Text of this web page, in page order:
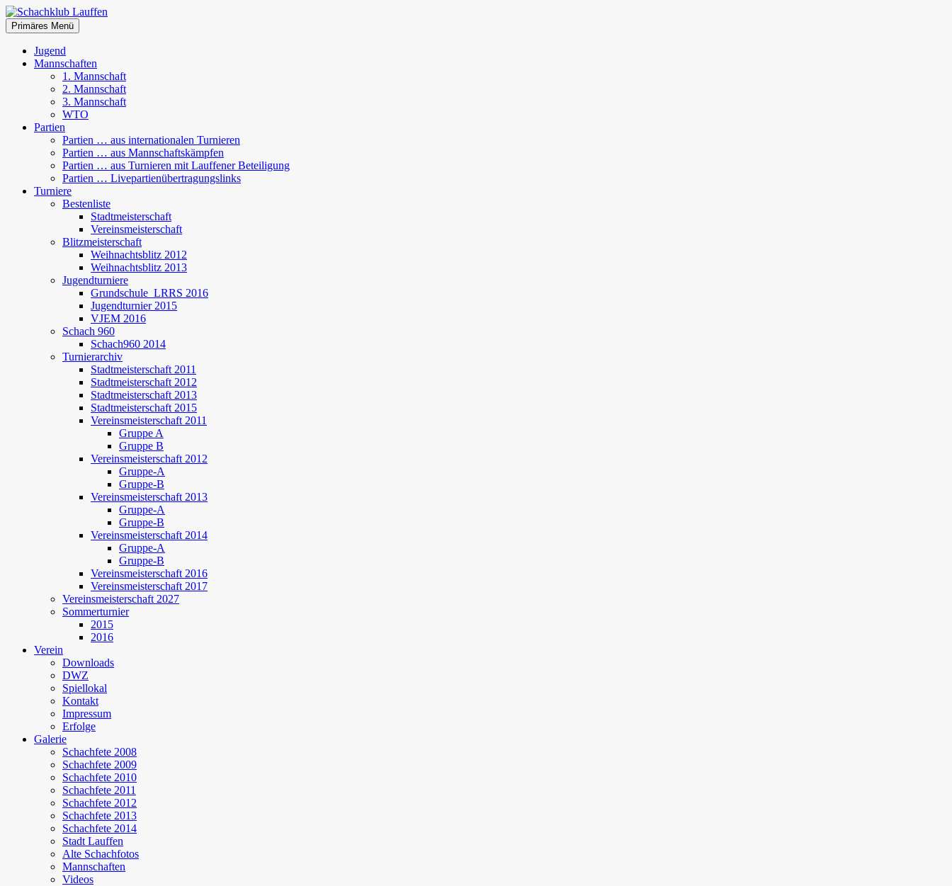
Zum
Inhalt
springen
Schachklub Lauffen
Suchen
Primäres Menü
Jugend
Mannschaften
1. Mannschaft
2. Mannschaft
3. Mannschaft
WTO
Partien
Partien … aus internationalen Turnieren
Partien … aus Mannschaftskämpfen
Partien … aus Turnieren mit Lauffener Beteiligung
Partien … Livepartienübertragungslinks
Turniere
Bestenliste
Stadtmeisterschaft
Vereinsmeisterschaft
Blitzmeisterschaft
Weihnachtsblitz 2012
Weihnachtsblitz 2013
Jugendturniere
Grundschule_LRRS 2016
Jugendturnier 2015
VJEM 2016
Schach 960
Schach960 2014
Turnierarchiv
Stadtmeisterschaft 2011
Stadtmeisterschaft 2012
Stadtmeisterschaft 2013
Stadtmeisterschaft 2015
Vereinsmeisterschaft 2011
Gruppe A
Gruppe B
Vereinsmeisterschaft 2012
Gruppe-A
Gruppe-B
Vereinsmeisterschaft 2013
Gruppe-A
Gruppe-B
Vereinsmeisterschaft 2014
Gruppe-A
Gruppe-B
Vereinsmeisterschaft 2016
Vereinsmeisterschaft 2017
Vereinsmeisterschaft 2027
Sommerturnier
2015
2016
Verein
Downloads
DWZ
Spiellokal
Kontakt
Impressum
Erfolge
Galerie
Schachfete 2008
Schachfete 2009
Schachfete 2010
Schachfete 2011
Schachfete 2012
Schachfete 2013
Schachfete 2014
Stadt Lauffen
Alte Schachfotos
Mannschaften
Videos